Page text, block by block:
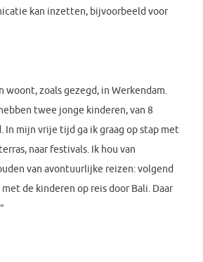
kan inzetten, bijvoorbeeld voor
woont, zoals gezegd, in Werkendam.
twee jonge kinderen, van 8
In mijn vrije tijd ga ik graag op stap met
naar festivals. Ik hou van
van avontuurlijke reizen: volgend
de kinderen op reis door Bali. Daar